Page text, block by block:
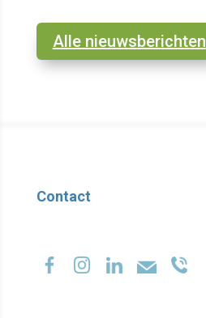
Alle nieuwsberichten
Contact